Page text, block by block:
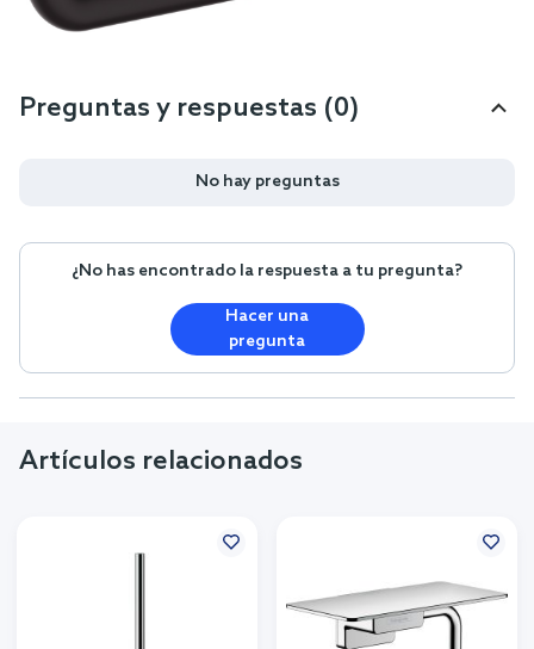
Preguntas y respuestas (0)
No hay preguntas
¿No has encontrado la respuesta a tu pregunta?
Hacer una
pregunta
Artículos relacionados